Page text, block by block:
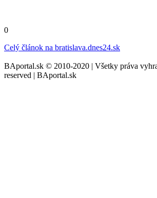
0
Celý článok na bratislava.dnes24.sk
BAportal.sk © 2010-2020 | Všetky práva
reserved | BAportal.sk